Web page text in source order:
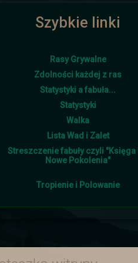
Ponownie i w tym roku lato
Śniegu napadało w
Burmistrz otrzymał od
Szybkie linki
Rasy Grywalne
Zdolności każdej z ras
Statystyki a fabuła...
Statystyki
Walka
Lista Wad i Zalet
Streszczenie fabuły czyli "Księga
Nowe Pokolenia"
Tropienie i Polowanie